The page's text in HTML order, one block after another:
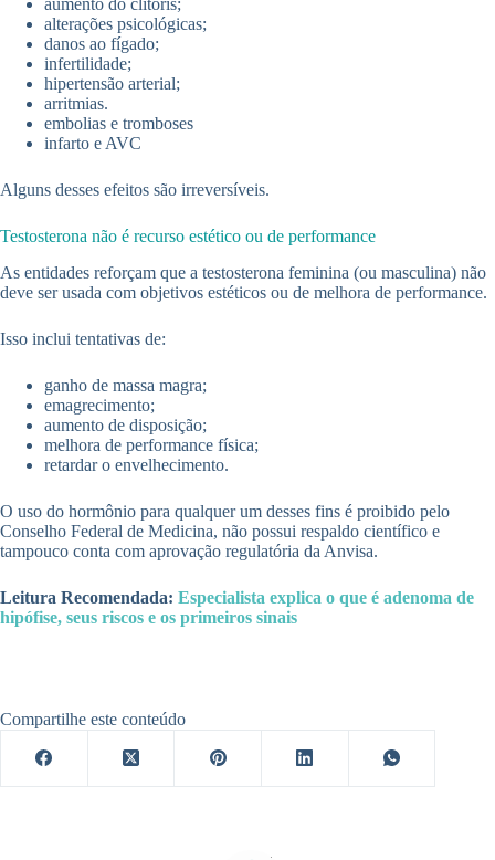
alterações psicológicas;
danos ao fígado;
infertilidade;
hipertensão arterial;
arritmias.
embolias e tromboses
infarto e AVC
Alguns desses efeitos são irreversíveis.
Testosterona não é recurso estético ou de performance
As entidades reforçam que a testosterona feminina (ou masculina) não
deve ser usada com objetivos estéticos ou de melhora de performance.
Isso inclui tentativas de:
ganho de massa magra;
emagrecimento;
aumento de disposição;
melhora de performance física;
retardar o envelhecimento.
O uso do hormônio para qualquer um desses fins é proibido pelo
Conselho Federal de Medicina, não possui respaldo científico e
tampouco conta com aprovação regulatória da Anvisa.
Leitura Recomendada: Especialista explica o que é adenoma de
hipófise, seus riscos e os primeiros sinais
Compartilhe este conteúdo